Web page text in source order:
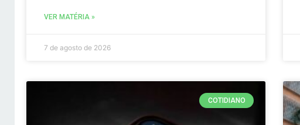
VER MATÉRIA »
7 de agosto de 2026
COTIDIANO